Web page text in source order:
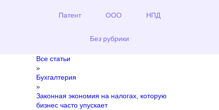
Патент ООО НПД
Без рубрики
Все статьи
»
Бухгалтерия
»
Законная экономия на налогах, которую
бизнес часто упускает